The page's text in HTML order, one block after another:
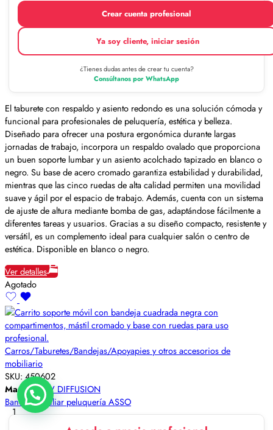
Crear cuenta profesional
Ya soy cliente, iniciar sesión
¿Tienes dudas antes de crear tu cuenta?
Consúltanos por WhatsApp
El taburete con respaldo y asiento redondo es una solución cómoda y
funcional para profesionales de peluquería, estética y belleza.
Diseñado para ofrecer una postura ergonómica durante largas
jornadas de trabajo, incorpora un respaldo ovalado que proporciona
un buen soporte lumbar y un asiento acolchado tapizado en blanco o
negro. Su base de acero cromado garantiza estabilidad y durabilidad,
mientras que las cinco ruedas de alta calidad permiten una movilidad
suave y ágil por el espacio de trabajo. Además, cuenta con un sistema
de ajuste de altura mediante bomba de gas, adaptándose fácilmente a
diferentes tareas y usuarios. Gracias a su diseño compacto, resistente y
versátil, es un complemento ideal para cualquier salón o centro de
estética. Disponible en blanco o negro.
Ver detalles
Agotado
Carros/Taburetes/Bandejas/Apoyapies y otros accesorios de
mobiliario
SKU:450602
Marca:AGV DIFFUSION
Bandeja auxiliar peluquería ASSO
1